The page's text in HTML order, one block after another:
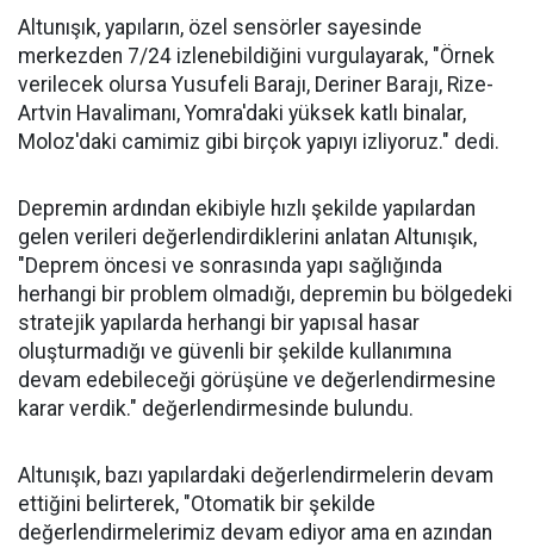
Altunışık, yapıların, özel sensörler sayesinde
merkezden 7/24 izlenebildiğini vurgulayarak, "Örnek
verilecek olursa Yusufeli Barajı, Deriner Barajı, Rize-
Artvin Havalimanı, Yomra'daki yüksek katlı binalar,
Moloz'daki camimiz gibi birçok yapıyı izliyoruz." dedi.
Depremin ardından ekibiyle hızlı şekilde yapılardan
gelen verileri değerlendirdiklerini anlatan Altunışık,
"Deprem öncesi ve sonrasında yapı sağlığında
herhangi bir problem olmadığı, depremin bu bölgedeki
stratejik yapılarda herhangi bir yapısal hasar
oluşturmadığı ve güvenli bir şekilde kullanımına
devam edebileceği görüşüne ve değerlendirmesine
karar verdik." değerlendirmesinde bulundu.
Altunışık, bazı yapılardaki değerlendirmelerin devam
ettiğini belirterek, "Otomatik bir şekilde
değerlendirmelerimiz devam ediyor ama en azından